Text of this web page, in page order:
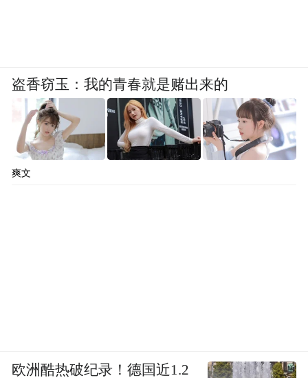
盗香窃玉：我的青春就是赌出来的
爽文
欧洲酷热破纪录！德国近1.2